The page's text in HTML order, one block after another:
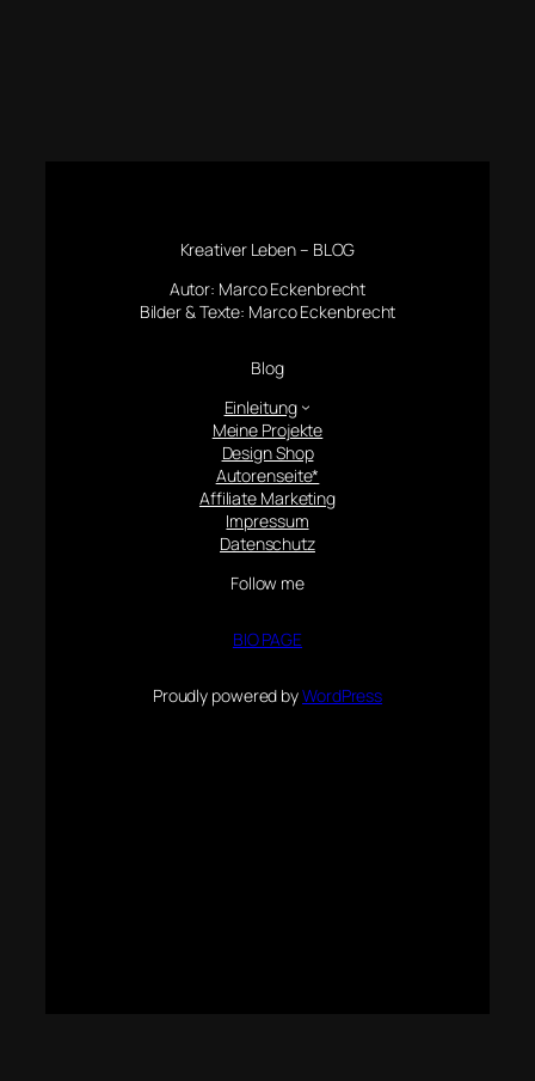
Kreativer Leben – BLOG
Autor: Marco Eckenbrecht
Bilder & Texte: Marco Eckenbrecht
Blog
Einleitung
Meine Projekte
Design Shop
Autorenseite*
Affiliate Marketing
Impressum
Datenschutz
Follow me
BIO PAGE
Proudly powered byWordPress